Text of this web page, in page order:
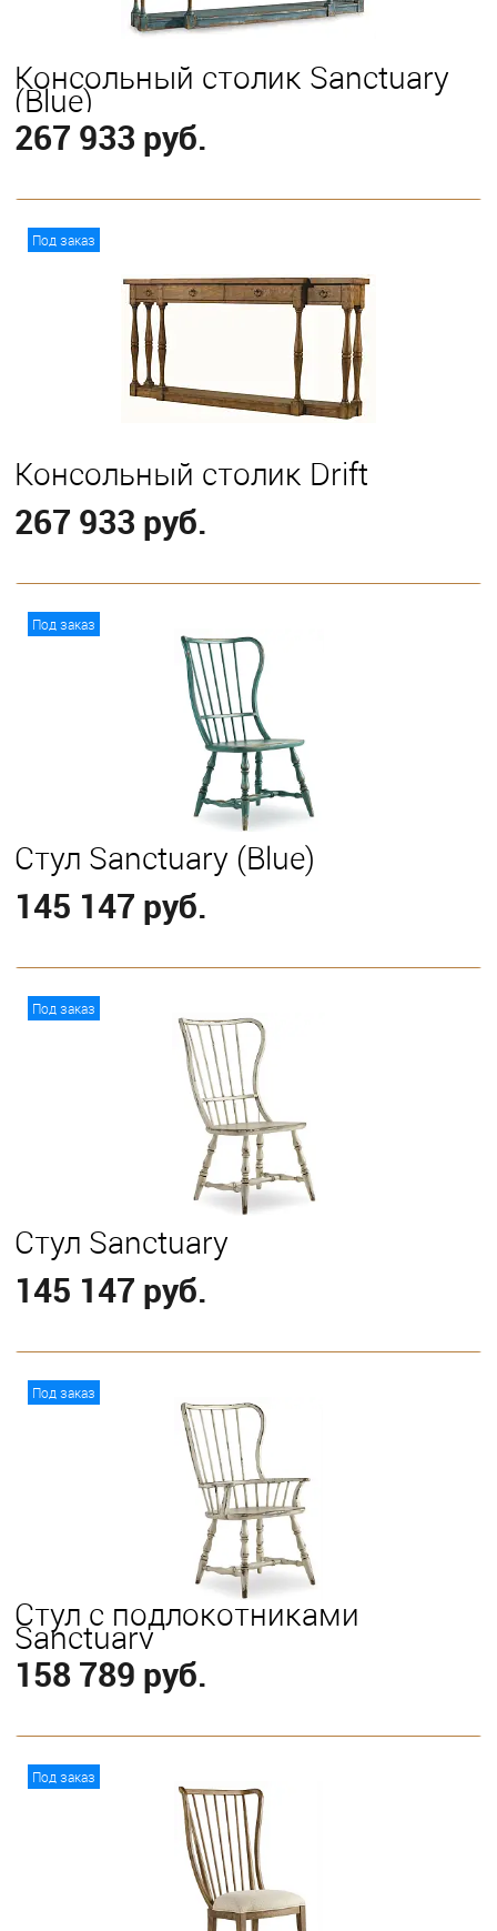
Консольный столик Sanctuary
(Blue)
267 933 руб.
Под заказ
Консольный столик Drift
267 933 руб.
Под заказ
Стул Sanctuary (Blue)
145 147 руб.
Под заказ
Стул Sanctuary
145 147 руб.
Под заказ
Стул с подлокотниками
Sanctuary
158 789 руб.
Под заказ